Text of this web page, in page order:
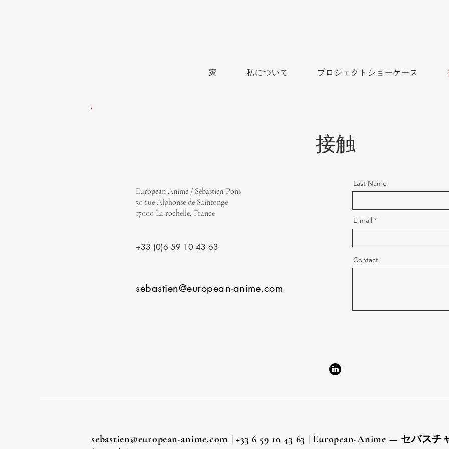
家 私について プロジェクトショーケース
接触
European Anime / Sébastien Pons
30 rue Alphonse de Saintonge
17000 La rochelle, France
+33 (0)6 59 10 43 63
sebastien@european-anime.com
Last Name
E-mail
Contact
sebastien@european-anime.com | +33 6 59 10 43 63 | European-Anime — セバス